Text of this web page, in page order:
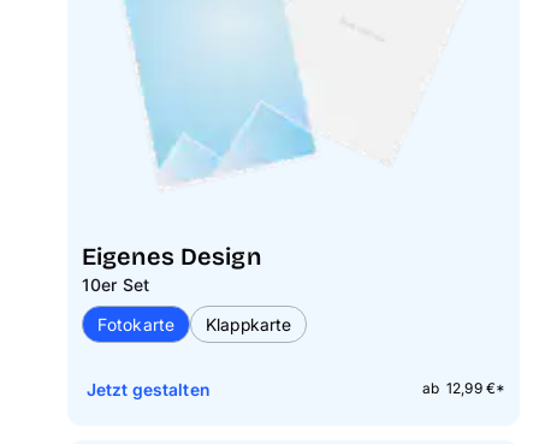
Eigenes Design
10er Set
Fotokarte
Klappkarte
ab 12,99 €*
Jetzt gestalten